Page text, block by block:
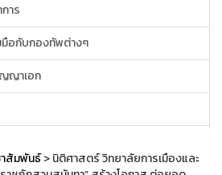
าร
มือกับกองทัพต่างๆ
ญาเอก
าสัมพันธ์> นิติศาสตร์ วิทยาลัยการเมืองและ